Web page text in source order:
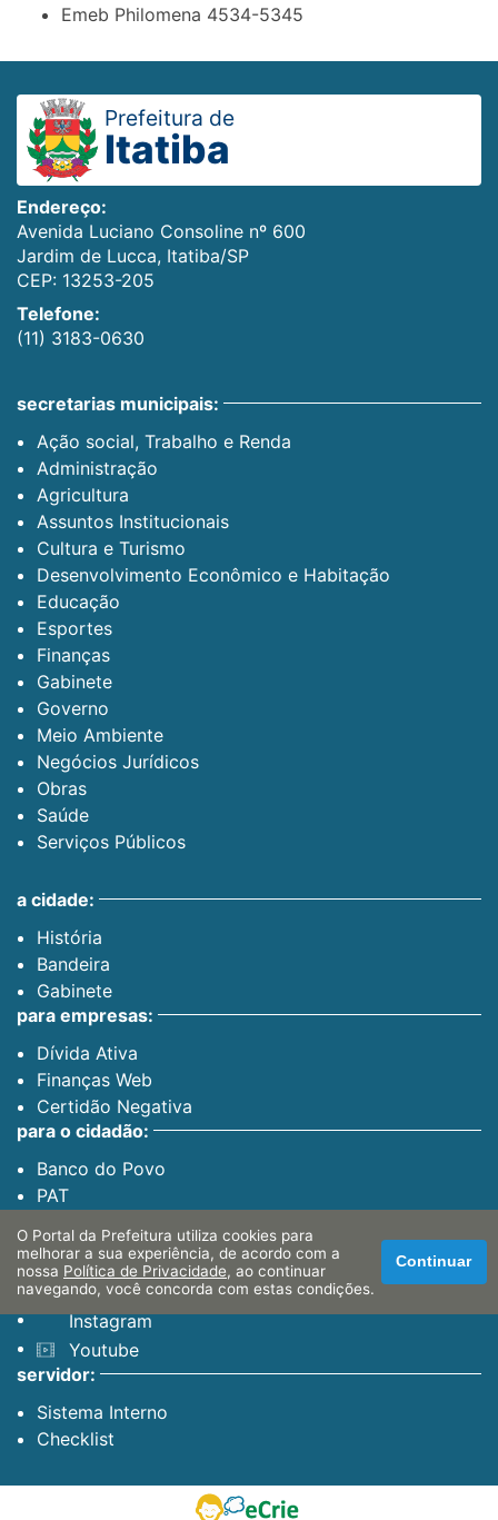
Emeb Philomena 4534-5345
Prefeitura de
Itatiba
Endereço:
Avenida Luciano Consoline nº 600
Jardim de Lucca, Itatiba/SP
CEP: 13253-205
Telefone:
(11) 3183-0630
secretarias municipais:
Ação social, Trabalho e Renda
Administração
Agricultura
Assuntos Institucionais
Cultura e Turismo
Desenvolvimento Econômico e Habitação
Educação
Esportes
Finanças
Gabinete
Governo
Meio Ambiente
Negócios Jurídicos
Obras
Saúde
Serviços Públicos
a cidade:
História
Bandeira
Gabinete
para empresas:
Dívida Ativa
Finanças Web
Certidão Negativa
para o cidadão:
Banco do Povo
PAT
canais oficiais:
Facebook
Instagram
Youtube
servidor:
Sistema Interno
Checklist
O Portal da Prefeitura utiliza cookies para
melhorar a sua experiência, de acordo com a
nossa Política de Privacidade, ao continuar
navegando, você concorda com estas condições.
Continuar